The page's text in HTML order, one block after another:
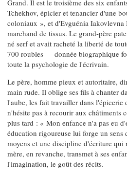
Grand. Il est le troisième des six
Tchekhov, épicier et tenancier d'une
coloniaux », et d'Evguénia
marchand de tissus. Le grand-père
né serf et avait racheté la liberté de
700 roubles — donnée biographique
toute la psychologie de l'écrivain.
Le père, homme pieux et autoritaire,
main rude. Il oblige ses fils à chanter
l'aube, les fait travailler dans l'épicerie
n'hésite pas à recourir aux châtiments
plus tard : « Mon enfance n'a pas eu
éducation rigoureuse lui forge un sens
moyens et une discipline d'écriture
mère, en revanche, transmet à ses
l'imagination, le goût des récits.